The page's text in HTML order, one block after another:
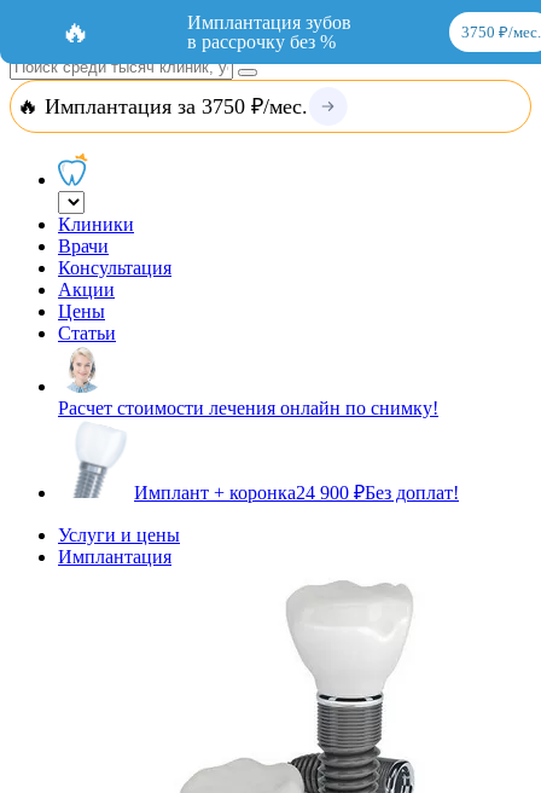
Добавить организациюВход
🔥 Имплантация за 3750 ₽/мес.
Клиники
Врачи
Консультация
Акции
Цены
Статьи
Расчет стоимости лечения онлайн по снимку!
Имплант + коронка24 900 ₽Без доплат!
Услуги и цены
Имплантация
🔥
Имплантация зубов
в рассрочку без %
3750 ₽/мес.